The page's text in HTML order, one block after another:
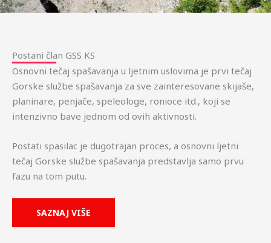
Postani član GSS KS
Osnovni tečaj spašavanja u ljetnim uslovima je prvi tečaj
Gorske službe spašavanja za sve zainteresovane skijaše,
planinare, penjače, speleologe, ronioce itd., koji se
intenzivno bave jednom od ovih aktivnosti.
Postati spasilac je dugotrajan proces, a osnovni ljetni
tečaj Gorske službe spašavanja predstavlja samo prvu
fazu na tom putu.
SAZNAJ VIŠE